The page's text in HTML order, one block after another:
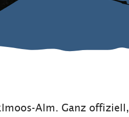
Alm. Ganz offiziell,